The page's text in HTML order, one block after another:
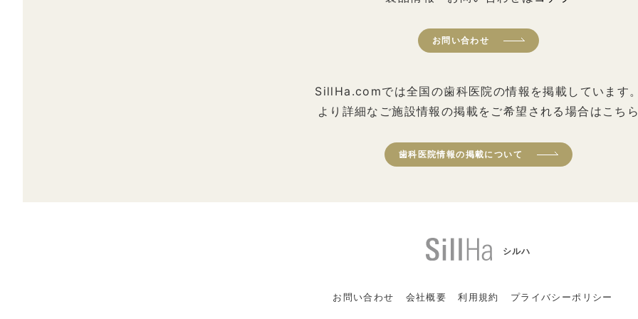
お問い合わせ
SillHa.comでは全国の歯科医院の情報を掲載しています
より詳細なご施設情報の掲載をご希望される場合はこち
歯科医院情報の掲載について
シルハ
お問い合わせ 会社概要 利用規約 プライバシーポリシー